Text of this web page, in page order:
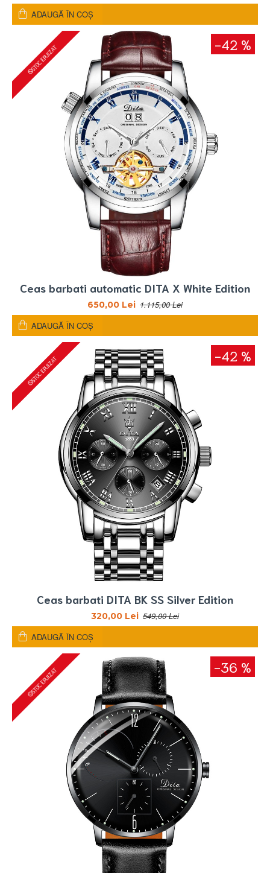
ADAUGĂ ÎN COŞ
-42 %
STOC EPUIZAT
Ceas barbati automatic DITA X White Edition
650,00 Lei 1.115,00 Lei
ADAUGĂ ÎN COŞ
-42 %
STOC EPUIZAT
Ceas barbati DITA BK SS Silver Edition
320,00 Lei 549,00 Lei
ADAUGĂ ÎN COŞ
-36 %
STOC EPUIZAT